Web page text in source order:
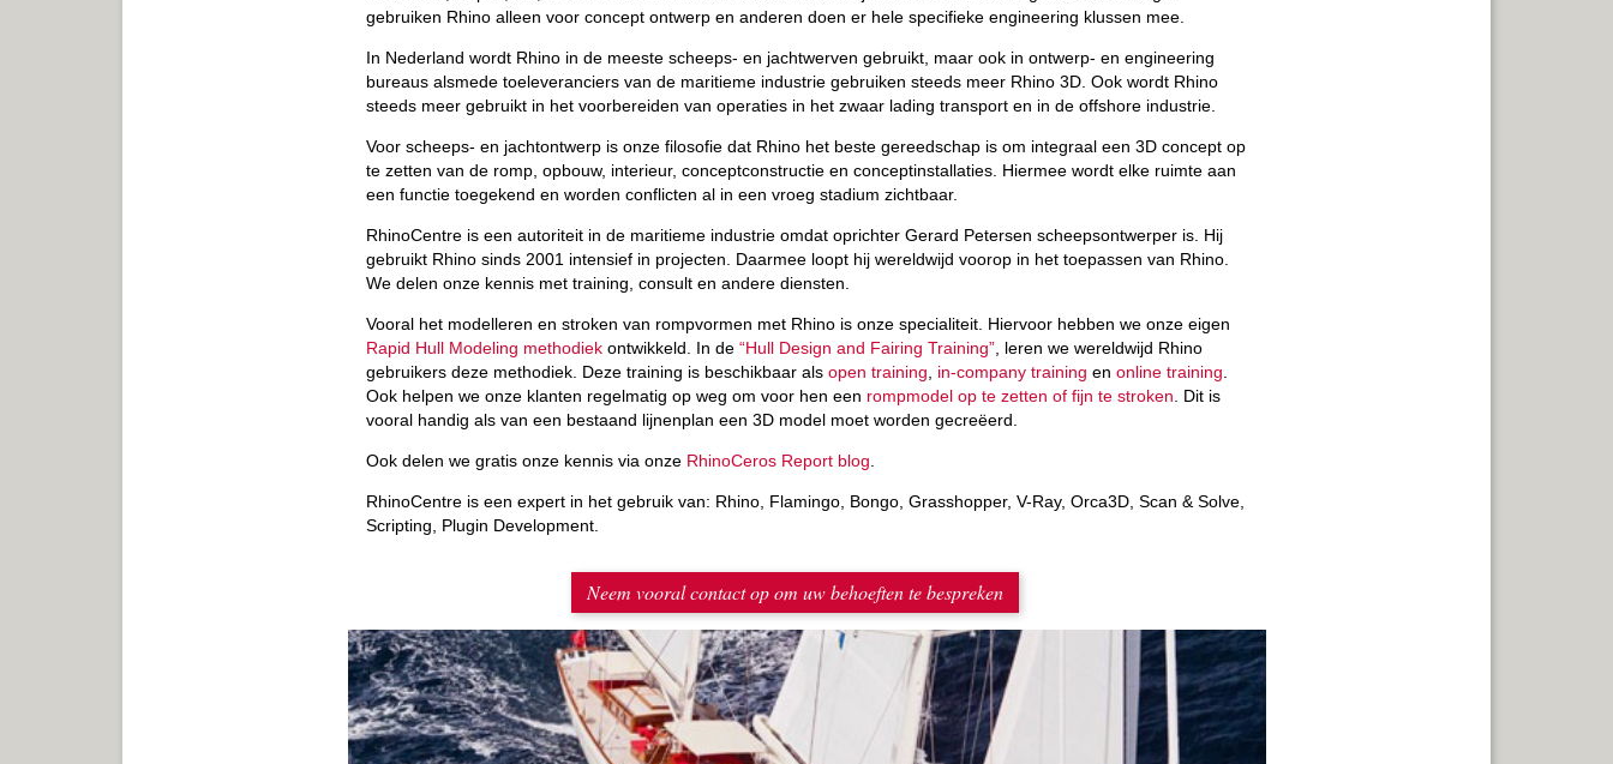
gebruiken Rhino alleen voor concept ontwerp en anderen doen er hele specifieke engineering klussen mee.
In Nederland wordt Rhino in de meeste scheeps- en jachtwerven gebruikt, maar ook in ontwerp- en engineering
bureaus alsmede toeleveranciers van de maritieme industrie gebruiken steeds meer Rhino 3D. Ook wordt Rhino
steeds meer gebruikt in het voorbereiden van operaties in het zwaar lading transport en in de offshore industrie.
Voor scheeps- en jachtontwerp is onze filosofie dat Rhino het beste gereedschap is om integraal een 3D concept op
te zetten van de romp, opbouw, interieur, conceptconstructie en conceptinstallaties. Hiermee wordt elke ruimte aan
een functie toegekend en worden conflicten al in een vroeg stadium zichtbaar.
RhinoCentre is een autoriteit in de maritieme industrie omdat oprichter Gerard Petersen scheepsontwerper is. Hij
gebruikt Rhino sinds 2001 intensief in projecten. Daarmee loopt hij wereldwijd voorop in het toepassen van Rhino.
We delen onze kennis met training, consult en andere diensten.
Vooral het modelleren en stroken van rompvormen met Rhino is onze specialiteit. Hiervoor hebben we onze eigen
Rapid Hull Modeling methodiekontwikkeld. In de “Hull Design and Fairing Training”, leren we wereldwijd Rhino
gebruikers deze methodiek. Deze training is beschikbaar als open training in-company training en online training
Ook helpen we onze klanten regelmatig op weg om voor hen een rompmodel op te zetten of fijn te stroken . Dit is
vooral handig als van een bestaand lijnenplan een 3D model moet worden gecreëerd.
Ook delen we gratis onze kennis via onze RhinoCeros Report blog
RhinoCentre is een expert in het gebruik van: Rhino, Flamingo, Bongo, Grasshopper, V-Ray, Orca3D, Scan & Solve,
Scripting, Plugin Development.
Neem vooral contact op om uw behoeften te bespreken